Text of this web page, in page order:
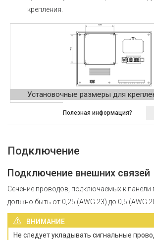
крепления.
Установочные размеры для
Полезная информация?
Подключение
Подключение внешних связей
Сечение проводов, подключаемых к панели
должно быть от 0,25 (AWG 23) до 0,5 (AWG
ВНИМАНИЕ
Не следует укладывать сигнальные